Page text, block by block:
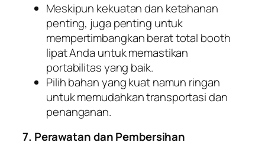
Meskipun kekuatan dan ketahanan
penting, juga penting untuk
mempertimbangkan berat total booth
lipat Anda untuk memastikan
portabilitas yang baik.
Pilih bahan yang kuat namun ringan
untuk memudahkan transportasi dan
penanganan.
7. Perawatan dan Pembersihan